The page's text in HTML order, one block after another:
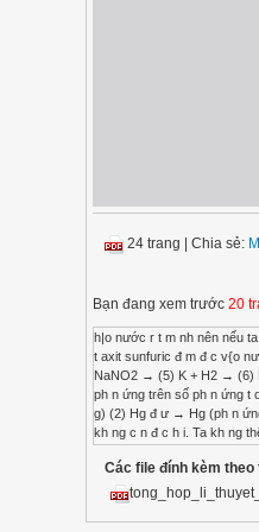
24 trang Chia sẻ:
Bạn đang xem trước 20
h|o nước r t m nh nên nếu ta rót t t nước v{o axit thì axit s b n lên để hút l y nước khiến axit bị v ng ra tung toé r t nguy hiểm, vì v y c|ch l{m lo~ng axit sunfuric đ c an toàn nh t là rót t t axit sunfuric đ m đ c v{o nước và khu y nhẹ. Câu 35: ho c|c phương trình ph n ứng: (1) dung dịch FeCl2 + dung dịch AgNO3 dư → (2) Hg + S → (3) F2 + H2O → (4) NH4Cl + NaNO2 → (5) K + H2 → (6) H2S + O2 dư → (7) SO2 dung dịch r2 → ( ) g dung dịch H l → (9) Ag + O3 → (10) KMnO4 → (11) MnO2 H l đ c → ( ) dung dịch Fe l3 + u → Trong c|c ph n ứng trên số ph n ứng t o đơn ch t l{ A. 9. B. 6. C. 7. D. 8. Câu 35: Đ|p |n D (1) Fe l gN dư → X y ra ph n ứng: { Fe g → Fe g l g → g l (tr ng) viết: Fe l gN → Fe(N ) g l g (đơn ch t g) (2) Hg đ ư → Hg (ph n ứng n{y được s dụng để thu gom Hg (ch t đ c) bị b n tung toé khi ta l{m vỡ c p nhiệt đ thuỷ ng}n ta ch c n r c b t lên v{ to{n b Hg s chuyển th{nh Hg l{ ch t kh ng c n đ c h i. Ta kh ng thể thu gom Hg bằng c|ch th ng thư ng vì Hg s t o th{nh nh ng h t nh li ti v{ ph}n t|n khi nhiệt kế bị rơi xuống đ t v{ vỡ (3) t 2 2 2 1 F H O 2HF O 2      (hiện tượng quan s|t được l{ nước nóng bị bốc ch|y khi tiếp xúc với kh Flo do kh Flo có t nh oxi ho| qu| m nh. Như v y F kh ng tan được trong nước hay nói c|ch kh|c l{ nước kh ng có kh n ng ho{ tan kh Flo vì đơn gi n l{ nước ph n ứng m~nh liệt với kh Flo. HOÀNG ĐÌNH QUANG – SÁCH CÔNG PHÁ HOÁ (4) NH l NaN →N (đơn ch t N ) Na l H (đ}y l{ ph n ứng điều chế N trong phòng thí nghiệm c n trong c ng nghiệp thì N được điều chế bằng c|ch chưng c t ph}n đo n khong kh l ng) (5) H H → H H (đơn ch t) (6) H (dư) → H Ngo{i ra có thể có thêm ph
Các file đính kèm theo